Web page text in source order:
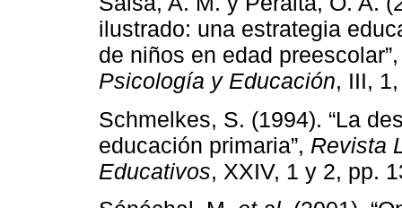
ilustrado: una estrategia
de niños en edad
Psicología y Educación, III,
Schmelkes, S. (1994). “La
educación primaria”, Revista
Educativos, XXIV, 1 y 2, pp.